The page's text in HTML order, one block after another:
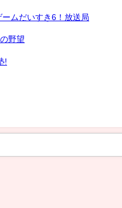
ームだいすき6！放送局
野望
!